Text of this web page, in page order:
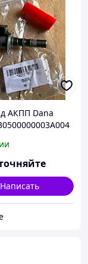
АКПП Dana
Написать